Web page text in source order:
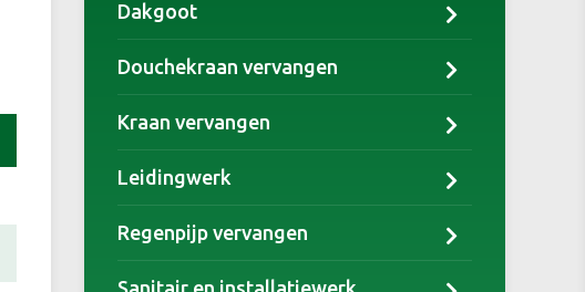
Dakgoot
Douchekraan vervangen
Kraan vervangen
Leidingwerk
Regenpijp vervangen
Sanitair en installatiewerk